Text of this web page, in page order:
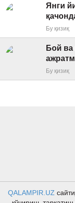
Янги
Бу қизиқ
Бой ва
Бу қизиқ
QALAMPIR.UZ